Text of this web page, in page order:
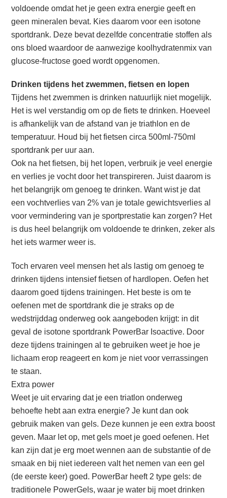
voldoende omdat het je geen extra energie geeft en
geen mineralen bevat. Kies daarom voor een isotone
sportdrank. Deze bevat dezelfde concentratie stoffen als
ons bloed waardoor de aanwezige koolhydratenmix van
glucose-fructose goed wordt opgenomen.
Drinken tijdens het zwemmen, fietsen en lopen
Tijdens het zwemmen is drinken natuurlijk niet mogelijk.
Het is wel verstandig om op de fiets te drinken. Hoeveel
is afhankelijk van de afstand van je triathlon en de
temperatuur. Houd bij het fietsen circa 500ml-750ml
sportdrank per uur aan.
Ook na het fietsen, bij het lopen, verbruik je veel energie
en verlies je vocht door het transpireren. Juist daarom is
het belangrijk om genoeg te drinken. Want wist je dat
een vochtverlies van 2% van je totale gewichtsverlies al
voor vermindering van je sportprestatie kan zorgen? Het
is dus heel belangrijk om voldoende te drinken, zeker als
het iets warmer weer is.
Toch ervaren veel mensen het als lastig om genoeg te
drinken tijdens intensief fietsen of hardlopen. Oefen het
daarom goed tijdens trainingen. Het beste is om te
oefenen met de sportdrank die je straks op de
wedstrijddag onderweg ook aangeboden krijgt: in dit
geval de isotone sportdrank PowerBar Isoactive. Door
deze tijdens trainingen al te gebruiken weet je hoe je
lichaam erop reageert en kom je niet voor verrassingen
te staan.
Extra power
Weet je uit ervaring dat je een triatlon onderweg
behoefte hebt aan extra energie? Je kunt dan ook
gebruik maken van gels. Deze kunnen je een extra boost
geven. Maar let op, met gels moet je goed oefenen. Het
kan zijn dat je erg moet wennen aan de substantie of de
smaak en bij niet iedereen valt het nemen van een gel
(de eerste keer) goed. PowerBar heeft 2 type gels: de
traditionele PowerGels, waar je water bij moet drinken